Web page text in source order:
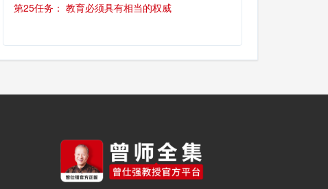
第25任务： 教育必须具有相当的权威